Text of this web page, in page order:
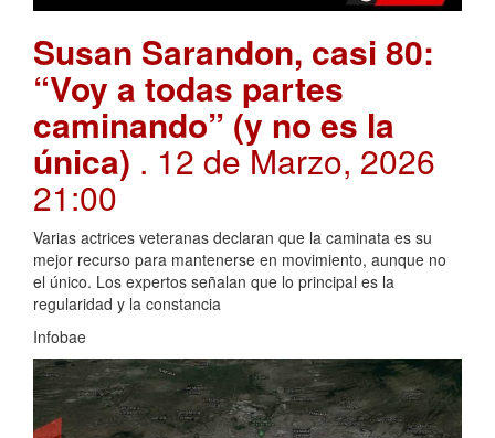
Susan Sarandon, casi 80:
“Voy a todas partes
caminando” (y no es la
única) . 12 de Marzo, 2026
21:00
Varias actrices veteranas declaran que la caminata es su
mejor recurso para mantenerse en movimiento, aunque no
el único. Los expertos señalan que lo principal es la
regularidad y la constancia
Infobae